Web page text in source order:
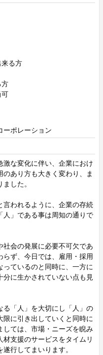
る方
ーポレーション
激な変化に伴い、企業におけ
のあり方も大きく変わり、ま
した。
言われるように、企業の存続
人」である事は周知の通りで
社会の発展に必要不可欠であ
らず、今日では、雇用・採用
ているのと同時に、一方に
分に生かされていない点も見
る「人」を大切にし「人」の
に引き出していくと同時に
しては、市場・ニーズを睨み
材支援のサービスをタイムリ
行してまいります。